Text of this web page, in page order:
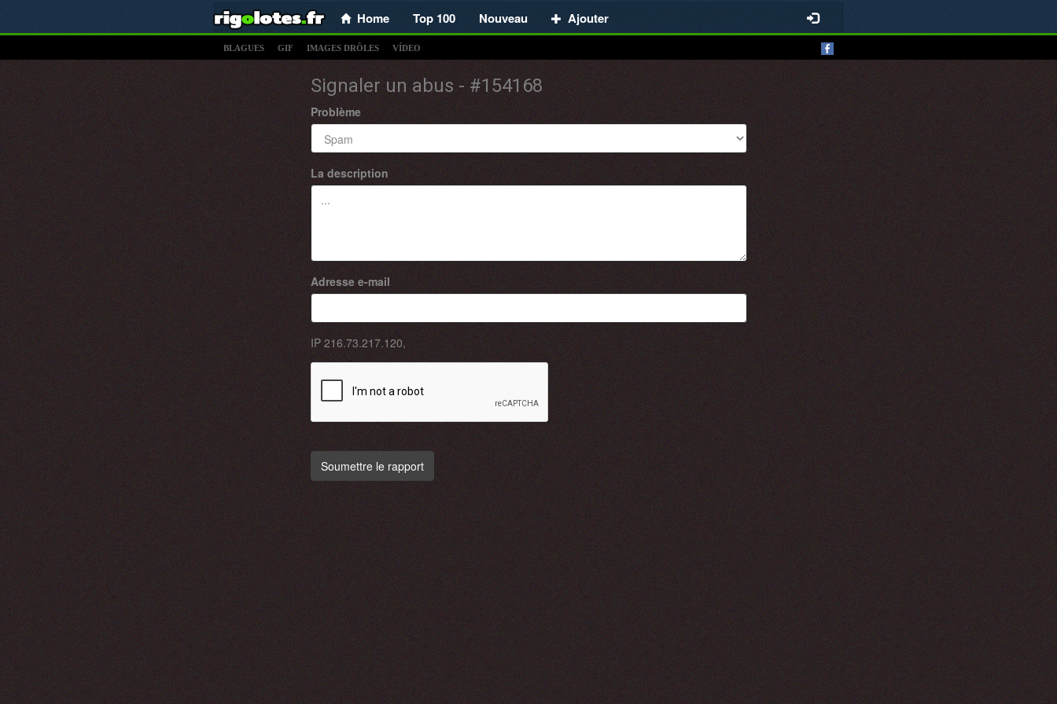
Home Top 100 Nouveau Ajouter
BLAGUES GIF IMAGES DRÔLES VÍDEO
Signaler un abus - #154168
Problème
La description
Adresse e-mail
IP 216.73.217.120,
Soumettre le rapport